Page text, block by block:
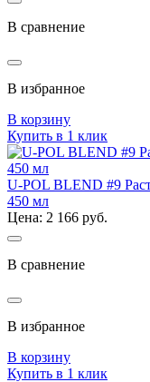
В сравнение
В избранное
В корзину
Купить в 1 клик
U-POL BLEND #9
450 мл
Цена: 2 166 руб.
В сравнение
В избранное
В корзину
Купить в 1 клик